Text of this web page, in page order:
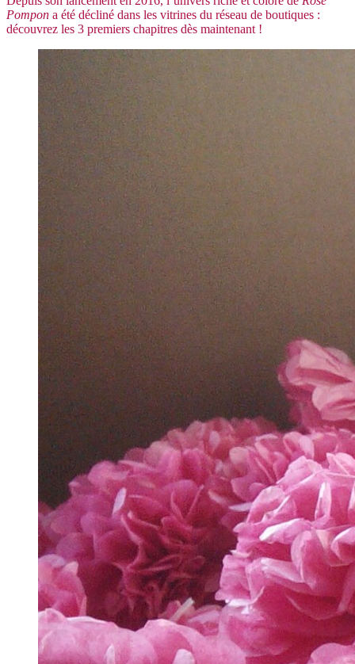
Pompon a été décliné dans les vitrines du réseau de boutiques :
découvrez les 3 premiers chapitres dès maintenant !